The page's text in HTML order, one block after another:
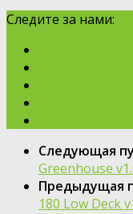
Следите за нами:
Следующая
Greenhouse
Предыдущая
180 Low Deck